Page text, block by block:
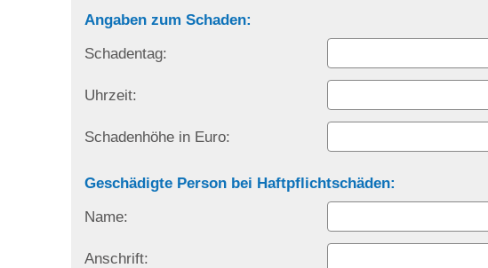
Angaben zum Schaden:
Schadentag:
Uhrzeit:
Schadenhöhe in Euro:
Geschädigte Person bei Haftpflichtschäden:
Name:
Anschrift: